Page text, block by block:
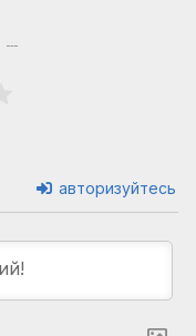
авторизуйтесь